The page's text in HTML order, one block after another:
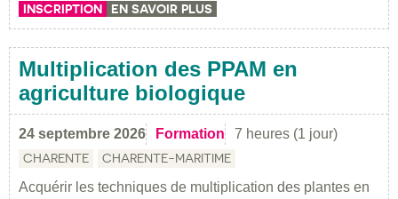
INSCRIPTION EN SAVOIR PLUS
Multiplication des PPAM en
agriculture biologique
24 septembre 2026 Formation 7 heures (1 jour)
CHARENTE CHARENTE-MARITIME
Acquérir les techniques de multiplication des plantes en